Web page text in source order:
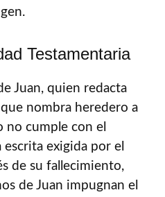
Testamentaria
Juan, quien redacta
nombra heredero a
no cumple con el
exigida por el
de su fallecimiento,
de Juan impugnan el